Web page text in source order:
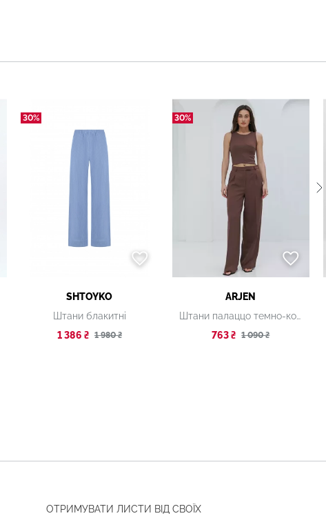
30%
SHTOYKO
Штани блакитні
1 386 ₴ 1 980 ₴
30%
ARJEN
Штани палаццо темно-коричневі
763 ₴ 1 090 ₴
ОТРИМУВАТИ ЛИСТИ ВІД СВОЇХ